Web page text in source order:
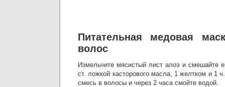
Питательная медовая
волос
Измельчите мясистый лист алоэ и смешайте
ст. ложкой касторового масла, 1 желтком и 1
смесь в волосы и через 2 часа смойте водой.